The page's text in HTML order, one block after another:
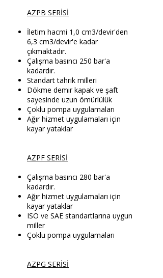
AZPB SERİSİ
İletim hacmi 1,0 cm3/devir'den
6,3 cm3/devir'e kadar
çıkmaktadır.
Çalışma basıncı 250 bar'a
kadardır.
Standart tahrik milleri
Dökme demir kapak ve şaft
sayesinde uzun ömürlülük
Çoklu pompa uygulamaları
Ağır hizmet uygulamaları için
kayar yataklar
AZPF SERİSİ
Çalışma basıncı 280 bar'a
kadardır.
Ağır hizmet uygulamaları için
kayar yataklar
ISO ve SAE standartlarına uygun
miller
Çoklu pompa uygulamaları
AZPG SERİSİ